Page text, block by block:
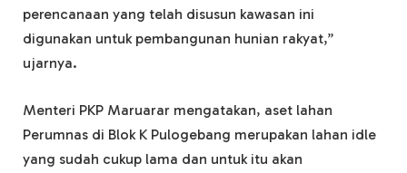
perencanaan yang telah disusun kawasan ini
digunakan untuk pembangunan hunian rakyat,”
ujarnya.
Menteri PKP Maruarar mengatakan, aset lahan
Perumnas di Blok K Pulogebang merupakan lahan idle
yang sudah cukup lama dan untuk itu akan